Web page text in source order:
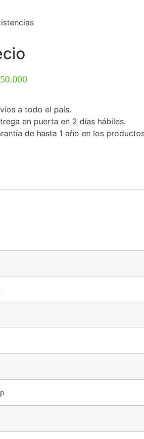
a todo el país.
en puerta en 2 días hábiles.
de hasta 1 año en los